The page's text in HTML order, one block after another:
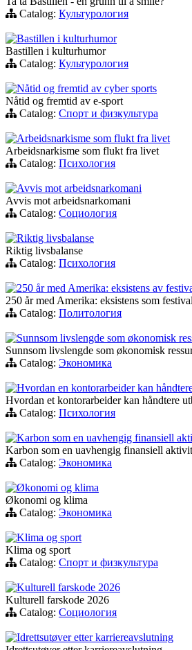
Catalog: Культурология
Bastillen i kulturhumor
Bastillen i kulturhumor
Catalog: Культурология
Nåtid og fremtid av cyber sports
Nåtid og fremtid av e-sport
Catalog: Спорт и физкультура
Arbeidsnarkisme som flukt fra livet
Arbeidsnarkisme som flukt fra livet
Catalog: Психология
Avvis mot arbeidsnarkomani
Avvis mot arbeidsnarkomani
Catalog: Социология
Riktig livsbalanse
Riktig livsbalanse
Catalog: Психология
250 år med Amerika: eksistens av
250 år med Amerika: eksistens som festival
Catalog: Политология
Sunnsom livslengde som økonomisk
Sunnsom livslengde som økonomisk
Catalog: Экономика
Hvordan en kontorarbeider kan
Hvordan et kontorarbeider kan håndtere
Catalog: Психология
Karbon som en uavhengig finansiell
Karbon som en uavhengig finansiell
Catalog: Экономика
Økonomi og klima
Økonomi og klima
Catalog: Экономика
Klima og sport
Klima og sport
Catalog: Спорт и физкультура
Kulturell farskode 2026
Kulturell farskode 2026
Catalog: Социология
Idrettsutøver etter karriereavslutning